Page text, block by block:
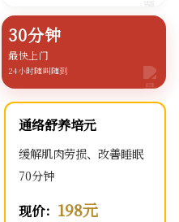
30分钟
最快上门
24小时随叫随到
通络舒养培元
缓解肌肉劳损、改善睡眠
70分钟
现价： 198元